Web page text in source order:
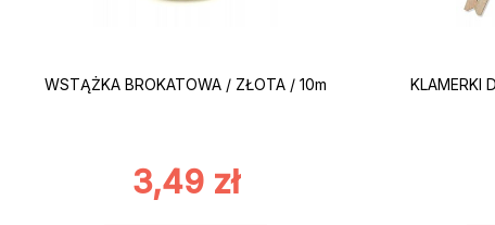
WSTĄŻKA BROKATOWA / ZŁOTA / 10m
3,49 zł
KLAMERKI